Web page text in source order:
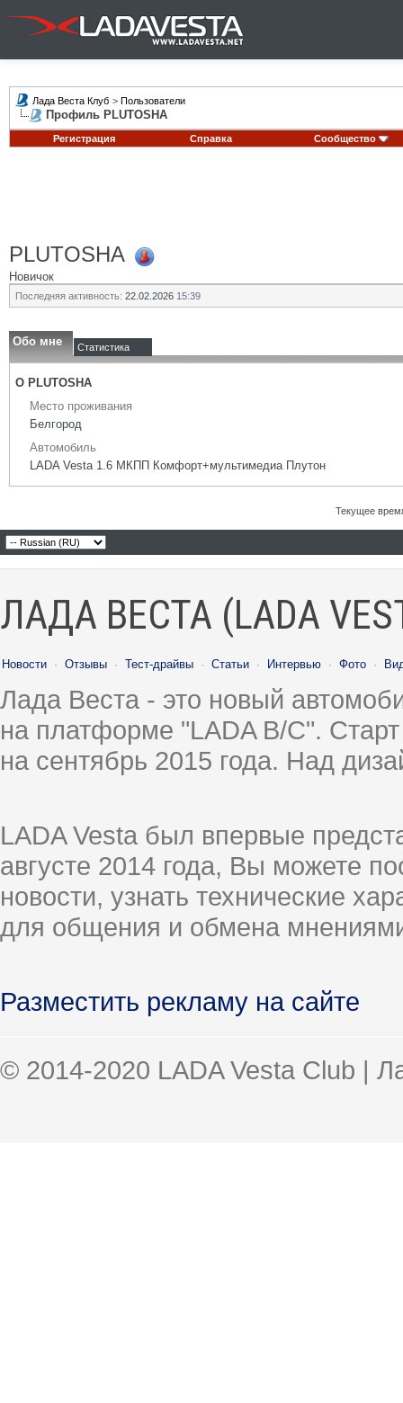
Лада Веста Клуб > Пользователи
Профиль PLUTOSHA
Регистрация Справка Сообщество
PLUTOSHA
Новичок
Последняя активность: 22.02.2026 15:39
Обо мне Статистика
О PLUTOSHA
Место проживания
Белгород
Автомобиль
LADA Vesta 1.6 МКПП Комфорт+мультимедиа Плутон
Текущее
ЛАДА ВЕСТА (LADA
Новости · Отзывы · Тест-драйвы · Статьи · Интервью · Фото ·
Лада Веста - это новый
на платформе "LADA B/C".
на сентябрь 2015 года. Над
LADA Vesta был впервые
августе 2014 года, Вы можете
новости, узнать технические
для общения и обмена
Разместить рекламу на сайте
© 2014-2020 LADA Vesta Club |